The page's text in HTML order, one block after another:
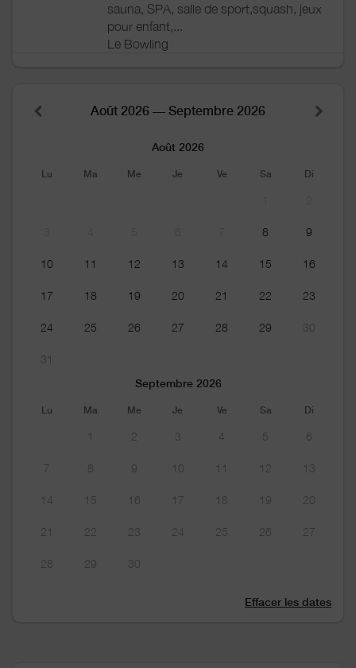
sauna, SPA, salle de sport,squash, jeux
pour enfant,...
Le Bowling
Août 2026 — Septembre 2026
Août 2026
Lu Ma Me Je Ve Sa Di
8 9
10 11 12 13 14 15 16
17 18 19 20 21 22 23
24 25 26 27 28 29 30
31
Septembre 2026
Lu Ma Me Je Ve Sa Di
1 2 3 4 5 6
7 8 9 10 11 12 13
14 15 16 17 18 19 20
21 22 23 24 25 26 27
28 29 30
Effacer les dates